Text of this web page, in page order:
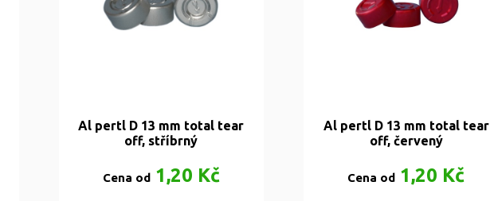
Al pertl D 13 mm total tear
off, stříbrný
Cena od1,20 Kč
Al pertl D 13 mm total tear
off, červený
Cena od 1,20 Kč